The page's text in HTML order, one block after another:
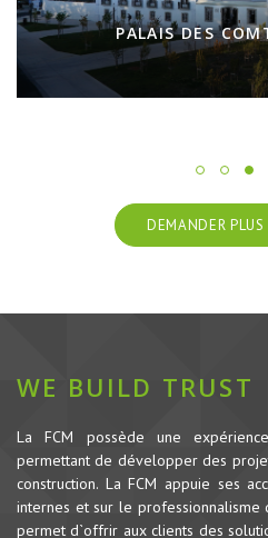
PALAIS DES
DEMANDER PLUS
WE BUILD TRUST
La FCM possède une
permettant de développer des
construction. La FCM appuie ses
internes et sur le
permet d`offrir aux clients des